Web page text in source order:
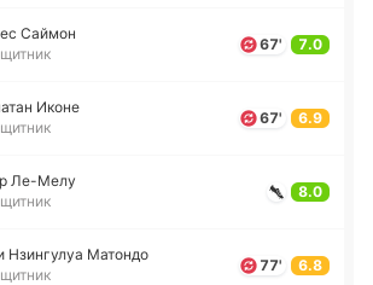
Саймон
67' 7.0
Иконе
67' 6.9
Ле­-Ме­лу
8.0
Нзи­нгу­луа Ма­то­ндо
77' 6.8